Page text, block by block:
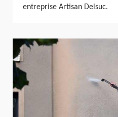
entreprise Artisan Delsuc.